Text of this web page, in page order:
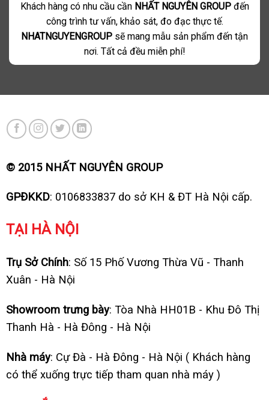
Khách hàng có nhu cầu cần NHẤT NGUYÊN GROUP đến
công trình tư vấn, khảo sát, đo đạc thực tế.
NHATNGUYENGROUP sẽ mang mẫu sản phẩm đến tận
nơi. Tất cả đều miễn phí!
© 2015 NHẤT NGUYÊN GROUP
GPĐKKD: 0106833837 do sở KH & ĐT Hà Nội cấp.
TẠI HÀ NỘI
Trụ Sở Chính: Số 15 Phố Vương Thừa Vũ - Thanh
Xuân - Hà Nội
Showroom trưng bày: Tòa Nhà HH01B - Khu Đô Thị
Thanh Hà - Hà Đông - Hà Nội
Nhà máy: Cự Đà - Hà Đông - Hà Nội ( Khách hàng
có thể xuống trực tiếp tham quan nhà máy )